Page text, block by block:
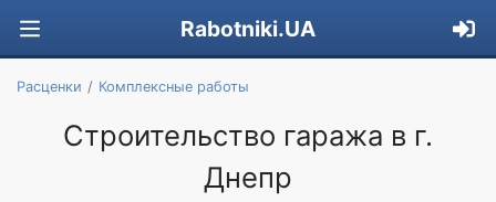
Rabotniki.UA
Расценки Комплексные работы
Строительство гаража в г.
Днепр